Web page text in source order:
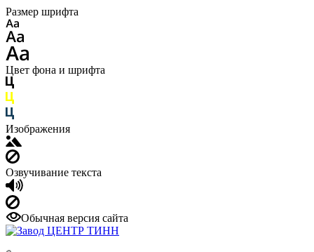
Размер шрифта
Цвет фона и шрифта
Изображения
Озвучивание текста
Обычная версия сайта